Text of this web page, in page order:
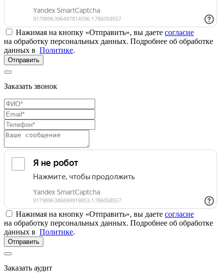
Нажимая на кнопку «Отправить», вы даете согласие
на обработку персональных данных. Подробнее об обработке
данных в Политике.
Отправить
Заказать звонок
Нажимая на кнопку «Отправить», вы даете согласие
на обработку персональных данных. Подробнее об обработке
данных в Политике.
Отправить
Заказать аудит